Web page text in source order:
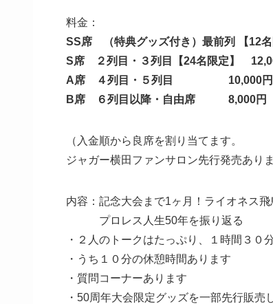
料金：
SS席 （特典グッズ付き）最前列 【12名
S席 ２列目・３列目【24名限定】
A席 ４列目・５列目 10,000円
B席 ６列目以降・自由席 8,000円
（入金順から良席を割り当てます。
ジャガー横田ファンサロン先行発売ありま
内容：記念大会まで1ヶ月！ライオネス飛
プロレス人生50年を振り返る
・２人のトークはたっぷり、１時間３０分
・うち１０分の休憩時間あります
・質問コーナーあります
・50周年大会限定グッズを一部先行販売